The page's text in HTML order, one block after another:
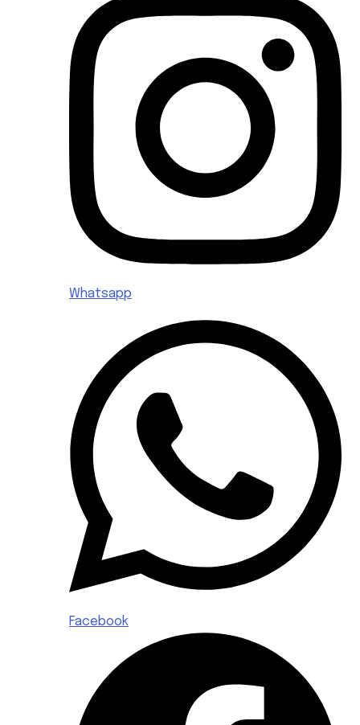
Whatsapp
Facebook